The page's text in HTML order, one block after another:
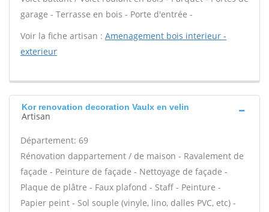
garage - Terrasse en bois - Porte d'entrée -
Voir la fiche artisan : Amenagement bois interieur -
exterieur
Kor renovation decoration Vaulx en velin
Artisan
Département: 69
Rénovation dappartement / de maison - Ravalement de
façade - Peinture de façade - Nettoyage de façade -
Plaque de plâtre - Faux plafond - Staff - Peinture -
Papier peint - Sol souple (vinyle, lino, dalles PVC, etc) -